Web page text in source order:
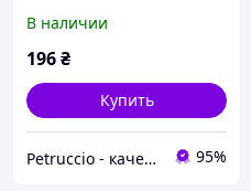
В наличии
196₴
Купить
Petruccio - качество и вкус Европы в вашем доме 95%